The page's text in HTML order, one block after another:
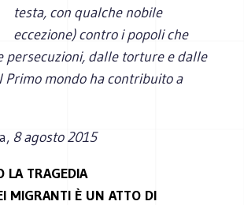
testa, con qualche nobile
eccezione) contro i popoli che
persecuzioni, dalle torture e dalle
Primo mondo ha contribuito a
8 agosto 2015
LA TRAGEDIA
MIGRANTI È UN ATTO DI